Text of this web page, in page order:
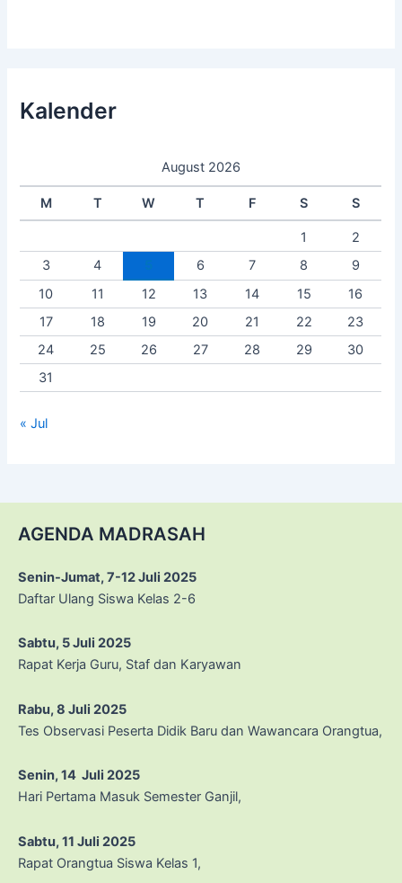
Kalender
August 2026
M T W T F S S
1
2
3
4 6 7 8
9
10
11 12 13 14 15
16
17
18 19 20 21 22
23
24
25 26 27 28 29
30
31
« Jul
AGENDA MADRASAH
Senin-Jumat, 7-12 Juli 2025
Daftar Ulang Siswa Kelas 2-6
Sabtu, 5 Juli 2025
Rapat Kerja Guru, Staf dan Karyawan
Rabu, 8 Juli 2025
Tes Observasi Peserta Didik Baru dan Wawancara Orangtua,
Senin, 14 Juli 2025
Hari Pertama Masuk Semester Ganjil,
Sabtu, 11 Juli 2025
Rapat Orangtua Siswa Kelas 1,